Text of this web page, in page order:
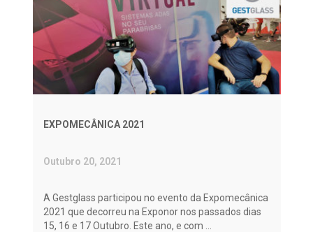
EXPOMECÂNICA 2021
Outubro 20, 2021
A Gestglass participou no evento da Expomecânica
2021 que decorreu na Exponor nos passados dias
15, 16 e 17 Outubro. Este ano, e com ...